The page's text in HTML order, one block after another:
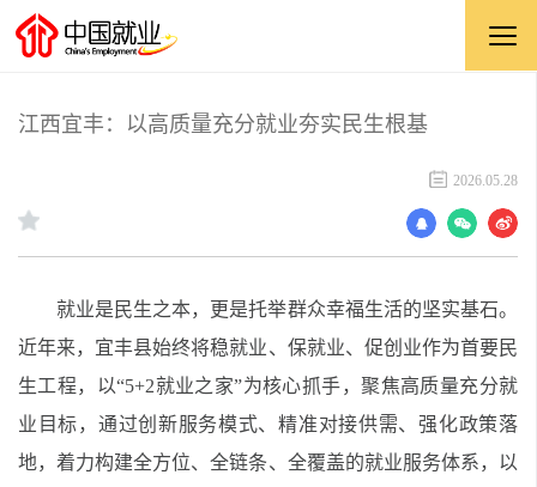
江西宜丰：以高质量充分就业夯实民生根基
2026.05.28
就业是民生之本，更是托举群众幸福生活的坚实基石。
近年来，宜丰县始终将稳就业、保就业、促创业作为首要民
生工程，以“5+2就业之家”为核心抓手，聚焦高质量充分就
业目标，通过创新服务模式、精准对接供需、强化政策落
地，着力构建全方位、全链条、全覆盖的就业服务体系，以